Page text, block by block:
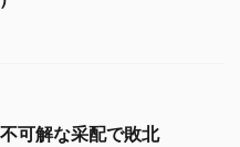
可解な采配で敗北